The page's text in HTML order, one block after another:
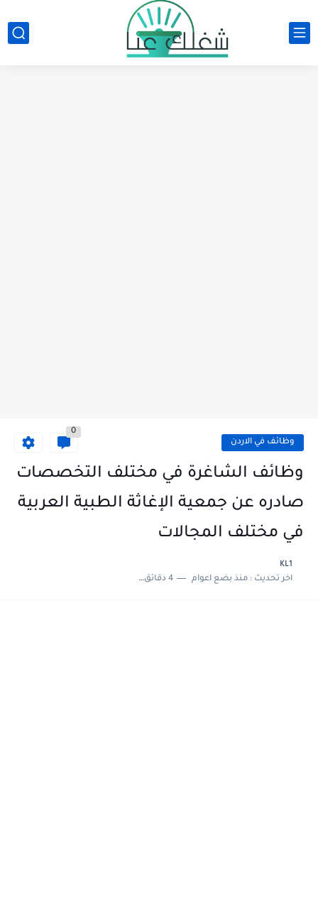
وظائف في الاردن
0
وظائف الشاغرة في مختلف التخصصات
صادره عن جمعية الإغاثة الطبية العربية
في مختلف المجالات
KL1
اخر تحديث :منذ بضع اعوام 4 دقائق للقراءة